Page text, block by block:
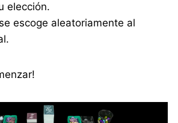
elección.
escoge aleatoriamente al